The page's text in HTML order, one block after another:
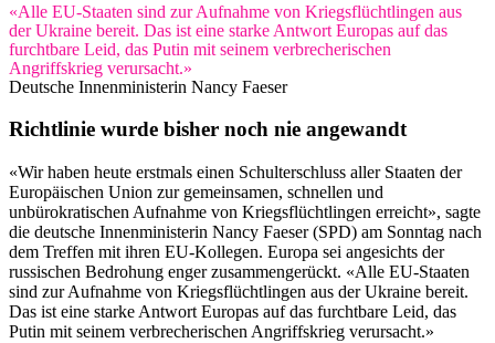
«Alle EU-Staaten sind zur Aufnahme von Kriegsflüchtlingen aus
der Ukraine bereit. Das ist eine starke Antwort Europas auf das
furchtbare Leid, das Putin mit seinem verbrecherischen
Angriffskrieg verursacht.»
Deutsche Innenministerin Nancy Faeser
Richtlinie wurde bisher noch nie angewandt
«Wir haben heute erstmals einen Schulterschluss aller Staaten der
Europäischen Union zur gemeinsamen, schnellen und
unbürokratischen Aufnahme von Kriegsflüchtlingen erreicht», sagte
die deutsche Innenministerin Nancy Faeser (SPD) am Sonntag nach
dem Treffen mit ihren EU-Kollegen. Europa sei angesichts der
russischen Bedrohung enger zusammengerückt. «Alle EU-Staaten
sind zur Aufnahme von Kriegsflüchtlingen aus der Ukraine bereit.
Das ist eine starke Antwort Europas auf das furchtbare Leid, das
Putin mit seinem verbrecherischen Angriffskrieg verursacht.»